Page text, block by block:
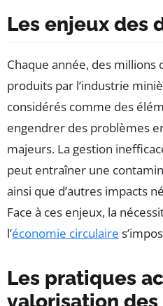
Les enjeux des
Chaque année, des
produits par l’industrie
considérés comme des
engendrer des problèmes
majeurs. La gestion
peut entraîner une
ainsi que d’autres impacts
Face à ces enjeux, la
l’économie circulaire
Les pratiques